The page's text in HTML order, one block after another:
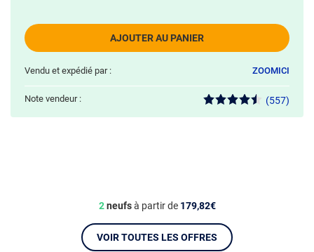
AJOUTER AU PANIER
Vendu et expédié par : ZOOMICI
Note vendeur : (557)
2neufsà partir de 179,82€
VOIR TOUTES LES OFFRES